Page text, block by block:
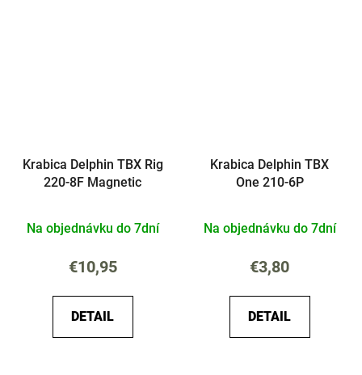
Krabica Delphin TBX Rig
220-8F Magnetic
Na objednávku do 7dní
€10,95
DETAIL
Krabica Delphin TBX
One 210-6P
Na objednávku do 7dní
€3,80
DETAIL